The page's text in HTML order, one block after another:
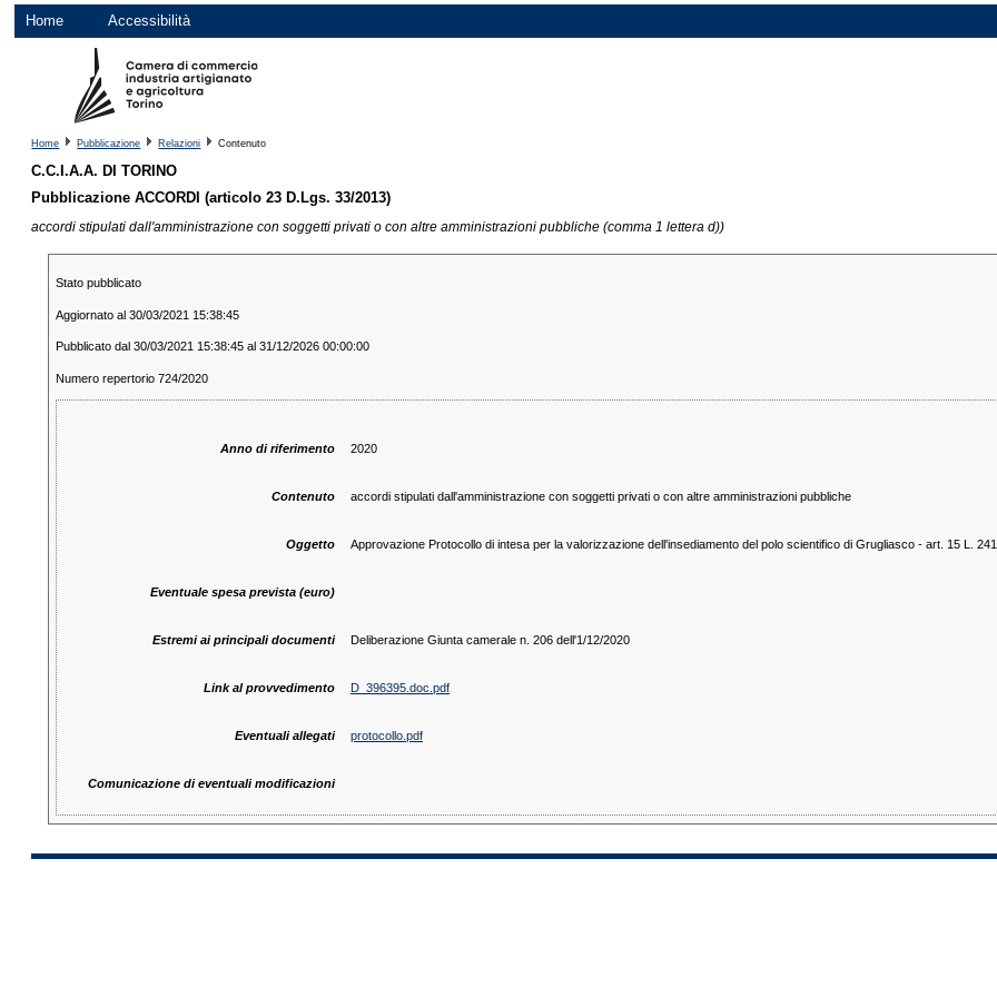
Home Accessibilità
Home Pubblicazione Relazioni Contenuto
C.C.I.A.A. DI TORINO
Pubblicazione ACCORDI (articolo 23 D.Lgs. 33/2013)
accordi stipulati dall'amministrazione con soggetti privati o con altre amministrazioni pubbliche (comma 1 lettera d))
Stato pubblicato
Aggiornato al 30/03/2021 15:38:45
Pubblicato dal 30/03/2021 15:38:45 al 31/12/2026 00:00:00
Numero repertorio 724/2020
Anno di riferimento 2020
Contenuto accordi stipulati dall'amministrazione con soggetti privati o con altre amministrazioni pubbliche
Oggetto Approvazione Protocollo di intesa per la valorizzazione dell'insediamento del polo scientifico di Grugliasco - art. 15 L.
Eventuale spesa prevista (euro)
Estremi ai principali documenti Deliberazione Giunta camerale n. 206 dell'1/12/2020
Link al provvedimento D_396395.doc.pdf
Eventuali allegati protocollo.pdf
Comunicazione di eventuali modificazioni